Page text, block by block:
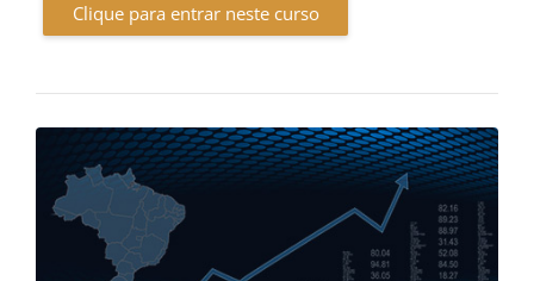
Clique para entrar neste curso